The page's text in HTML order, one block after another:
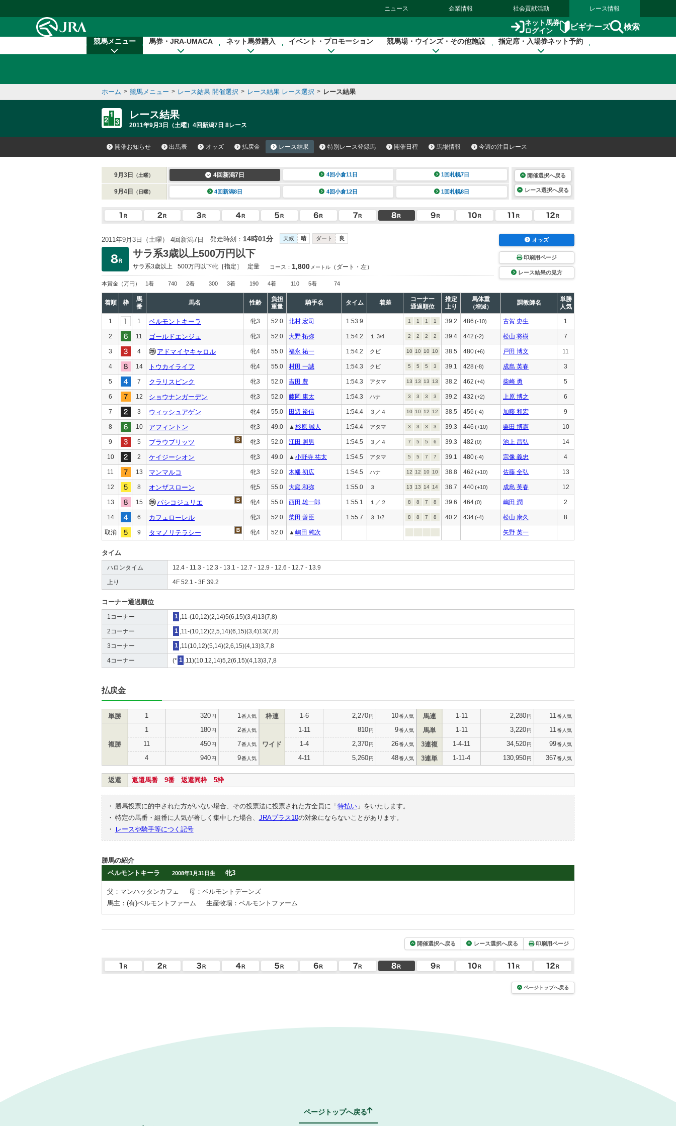
ニュース 企業情報 社会貢献活動 レース情報
ネット馬券
ログイン
ビギナーズ 検索
競馬メニュー 馬券・JRA-UMACA ネット馬券購入 イベント・プロモーション 競馬場・ウインズ・その他施設 指定席・入場券ネット予約
ホーム > 競馬メニュー > レース結果 開催選択 > レース結果 レース選択 > レース結果
レース結果
2011年9月3日（土曜）4回新潟7日 8レース
開催お知らせ 出馬表 オッズ 払戻金 レース結果 特別レース登録馬 開催日程 馬場情報 今週の注目レース
9月3日 （土曜） 4回新潟7日 4回小倉11日 1回札幌7日
9月4日 （日曜） 4回新潟8日 4回小倉12日 1回札幌8日
開催選択へ戻る
レース選択へ戻る
2011年9月3日（土曜） 4回新潟7日 発走時刻： 14時01分 天候 晴 ダート 良
サラ系3歳以上500万円以下
サラ系3歳以上 500万円以下牝［指定］ 定量 コース： 1,800 メートル （ダート・左）
本賞金 （万円） 1着 740 2着 300 3着 190 4着 110 5着 74
オッズ
印刷用ページ
レース結果の見方
着順 枠
馬
番
馬名 性齢
負担
重量
騎手名 タイム 着差
コーナー
通過順位
推定
上り
馬体重
（増減）
調教師名
単勝
人気
1 1 ベルモントキーラ 牝3 52.0 北村 宏司 1:53.9 1 1 1 1 39.2 486 (-10) 古賀 史生 1
2 11 ゴールドエンジュ 牝3 52.0 大野 拓弥 1:54.2 １ 3/4 2 2 2 2 39.4 442 (-2) 松山 将樹 7
3 4 アドマイヤキャロル 牝4 55.0 福永 祐一 1:54.2 クビ 10 10 10 10 38.5 480(+6) 戸田 博文 11
4 14 トウカイライフ 牝4 55.0 村田 一誠 1:54.3 クビ 5 5 5 3 39.1 428 (-8) 成島 英春 3
5 7 クラリスピンク 牝3 52.0 吉田 豊 1:54.3 アタマ 13 13 13 13 38.2 462 (+4) 柴崎 勇 5
6 12 ショウナンガーデン 牝3 52.0 藤岡 康太 1:54.3 ハナ 3 3 3 3 39.2 432 (+2) 上原 博之 6
7 3 ウィッシュアゲン 牝4 55.0 田辺 裕信 1:54.4 ３／４ 10 10 12 12 38.5 456 (-4) 加藤 和宏 9
8 10 アフィントン 牝3 49.0 ▲ 杉原 誠人 1:54.4 アタマ 3 3 3 3 39.3 446 (+10) 栗田 博憲 10
9 5 ブラウブリッツ 牝3 52.0 江田 照男 1:54.5 ３／４ 7 5 5 6 39.3 482 (0) 池上 昌弘 14
10 2 ケイジーシオン 牝3 49.0 ▲ 小野寺 祐太 1:54.5 アタマ 5 5 7 7 39.1 480(-4) 宗像 義忠 4
11 13 マンマルコ 牝3 52.0 木幡 初広 1:54.5 ハナ 12 12 10 10 38.8 462 (+10) 佐藤 全弘 13
12 8 オンザスローン 牝5 55.0 大庭 和弥 1:55.0 ３ 13 13 14 14 38.7 440(+10) 成島 英春 12
13 15 パシコジュリエ 牝4 55.0 西田 雄一郎 1:55.1 １／２ 8 8 7 8 39.6 464(0) 嶋田 潤 2
14 6 カフェローレル 牝3 52.0 柴田 善臣 1:55.7 ３ 1/2 8 8 7 8 40.2 434(-4) 松山 康久 8
取消 9 タマノリテラシー 牝4 52.0 ▲ 嶋田 純次 矢野 英一
タイム
ハロンタイム 12.4 - 11.3 - 12.3 - 13.1 - 12.7 - 12.9 - 12.6 - 12.7 - 13.9
上り 4F 52.1 - 3F 39.2
コーナー通過順位
1コーナー 1 ,11-(10,12)(2,14)5(6,15)(3,4)13(7,8)
2コーナー 1 ,11-(10,12)(2,5,14)(6,15)(3,4)13(7,8)
3コーナー 1 ,11(10,12)(5,14)(2,6,15)(4,13)3,7,8
4コーナー (* 1 ,11)(10,12,14)5,2(6,15)(4,13)3,7,8
払戻金
単勝 1 320円 1 番人気
複勝
1 180円 2番人気
11 450円 7番人気
4 940円 9番人気
枠連 1-6 2,270円 10番人気
ワイド
1-11 810円 9番人気
1-4 2,370円 26番人気
4-11 5,260円 48番人気
馬連 1-11 2,280円 11 番人気
馬単 1-11 3,220円 11 番人気
3連複 1-4-11 34,520円 99番人気
3連単 1-11-4 130,950円 367番人気
返還 返還馬番 9番 返還同枠 5枠
・ 勝馬投票に的中された方がいない場合、その投票法に投票された方全員に「 特払い」をいたします。
・ 特定の馬番・組番に人気が著しく集中した場合、 JRAプラス10の対象にならないことがあります。
・
レースや騎手等につく記号
勝馬の紹介
ベルモントキーラ
2008年1月31日生 牝3
父：マンハッタンカフェ
母：ベルモントデーンズ
馬主：(有)ベルモントファーム
生産牧場：ベルモントファーム
開催選択へ戻る レース選択へ戻る 印刷用ページ
ページトップへ戻る
ページトップへ戻る